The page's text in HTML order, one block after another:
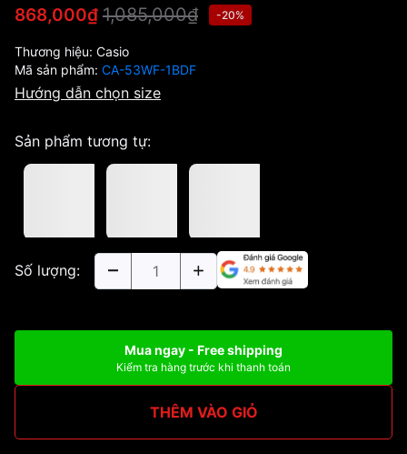
868,000₫ 1,085,000₫ -20%
Thương hiệu: Casio
Mã sản phẩm: CA-53WF-1BDF
Hướng dẫn chọn size
Sản phẩm tương tự:
Số lượng:
Mua ngay - Free shipping
Kiểm tra hàng trước khi thanh toán
THÊM VÀO GIỎ